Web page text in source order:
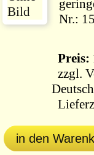
Nr.:
Preis:
zzgl.
in den